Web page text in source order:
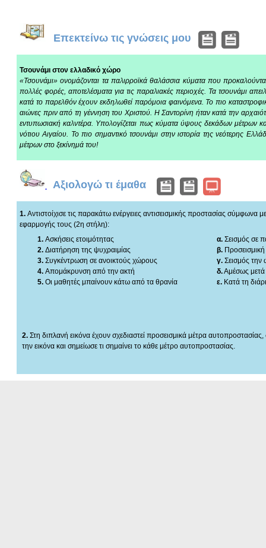
Επεκτείνω τις γνώσεις μου
Τσουνάμι στον ελλαδικό χώρο
«Τσουνάμι» ονομάζονται τα παλιρροϊκά θαλάσσια κύματα που
πολλές φορές, αποτελέσματα για τις παραλιακές περιοχές. Τα τσουνάμι
κατά το παρελθόν έχουν εκδηλωθεί παρόμοια φαινόμενα. Το πιο
αιώνες πριν από τη γέννηση του Χριστού. Η Σαντορίνη ήταν κατά την
εντυπωσιακή καλντέρα. Υπολογίζεται πως κύματα ύψους δεκάδων μέτρων
νότιου Αιγαίου. Το πιο σημαντικό τσουνάμι στην ιστορία της νεότερης
μέτρων στο ξεκίνημά του!
Αξιολογώ τι έμαθα
1. Αντιστοίχισε τις παρακάτω ενέργειες αντισεισμικής προστασίας σύμφωνα
εφαρμογής τους (2η στήλη):
1. Ασκήσεις ετοιμότητας α. Σεισμός σε
2. Διατήρηση της ψυχραιμίας β.
3. Συγκέντρωση σε ανοικτούς χώρους γ. Σεισμός
4. Απομάκρυνση από την ακτή δ.Αμέσως μετά
5. Οι μαθητές μπαίνουν κάτω από τα θρανία ε. Κατά τη
2. Στη διπλανή εικόνα έχουν σχεδιαστεί προσεισμικά μέτρα
την εικόνα και σημείωσε τι σημαίνει το κάθε μέτρο αυτοπροστασίας.